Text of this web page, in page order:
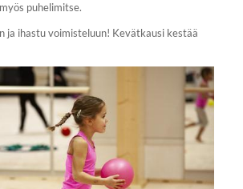
puhelimitse.
ja ihastu voimisteluun! Kevätkausi kestää